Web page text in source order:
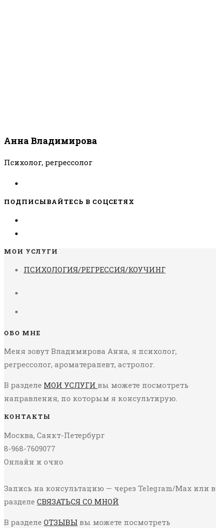
Анна Владимирова
Психолог, регрессолог
ПОДПИСЫВАЙТЕСЬ В СОЦСЕТЯХ
МОИ УСЛУГИ
ПСИХОЛОГИЯ/РЕГРЕССИЯ/КОУЧИНГ
ОБО МНЕ
Меня зовут Владимирова Анна, я психолог,
регрессолог, ароматерапевт, астролог.
В разделе МОИ УСЛУГИ вы можете посмотреть
направления, по которым я консультирую.
КОНТАКТЫ
Москва, Санкт-Петербург
8-968-7609077
Онлайн и очно
Запись на консультацию — через Telegram/Max или в
разделе СВЯЗАТЬСЯ СО МНОЙ
В разделе ОТЗЫВЫ вы можете посмотреть